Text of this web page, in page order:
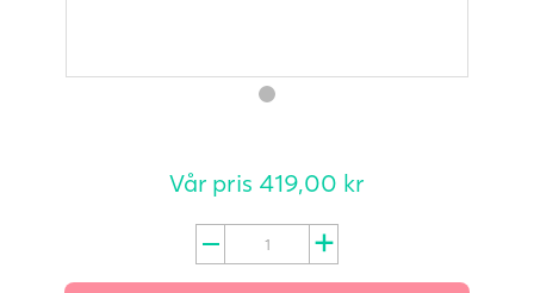
Vår pris 419,00 kr
Testpinner
til